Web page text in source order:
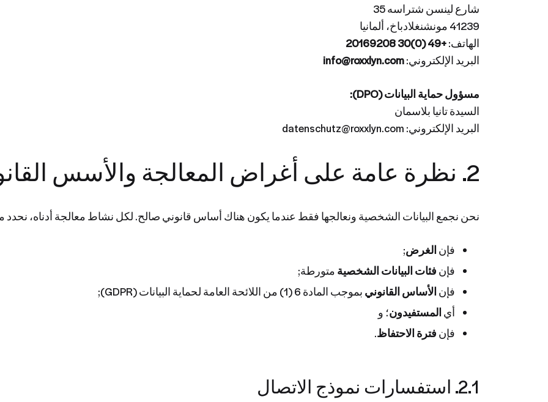
شارع لينسن شتراسه 35
41239 مونشنغلادباخ، ألمانيا
الهاتف:+49 (0)30 20169208
البريد الإلكتروني:info@roxxlyn.com
مسؤول حماية البيانات (DPO):
السيدة تانيا بلاسمان
البريد الإلكتروني: datenschutz@roxxlyn.com
2. نظرة عامة على أغراض المعالجة والأسس القانونية
نحن نجمع البيانات الشخصية ونعالجها فقط عندما يكون هناك أساس قانوني صالح. لكل نشاط معالجة أدناه، نحدد
فإن الغرض;
فإن فئات البيانات الشخصية متورطة;
فإن الأساس القانوني بموجب المادة 6 (1) من اللائحة العامة لحماية البيانات (GDPR);
أي المستفيدون؛ و
فإن فترة الاحتفاظ.
2.1. استفسارات نموذج الاتصال